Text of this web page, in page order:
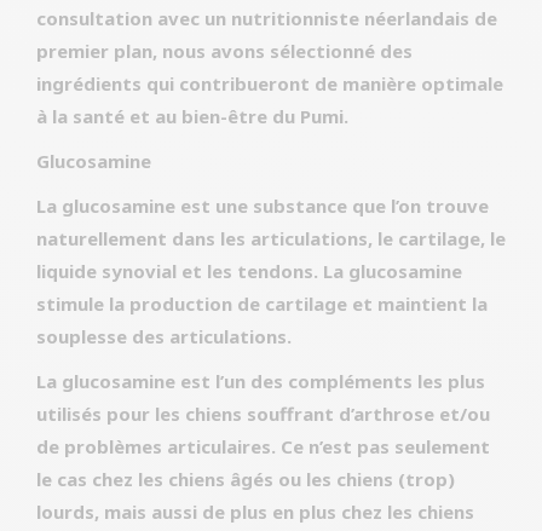
consultation avec un nutritionniste néerlandais de
premier plan, nous avons sélectionné des
ingrédients qui contribueront de manière optimale
à la santé et au bien-être du Pumi.
Glucosamine
La glucosamine est une substance que l’on trouve
naturellement dans les articulations, le cartilage, le
liquide synovial et les tendons. La glucosamine
stimule la production de cartilage et maintient la
souplesse des articulations.
La glucosamine est l’un des compléments les plus
utilisés pour les chiens souffrant d’arthrose et/ou
de problèmes articulaires. Ce n’est pas seulement
le cas chez les chiens âgés ou les chiens (trop)
lourds, mais aussi de plus en plus chez les chiens